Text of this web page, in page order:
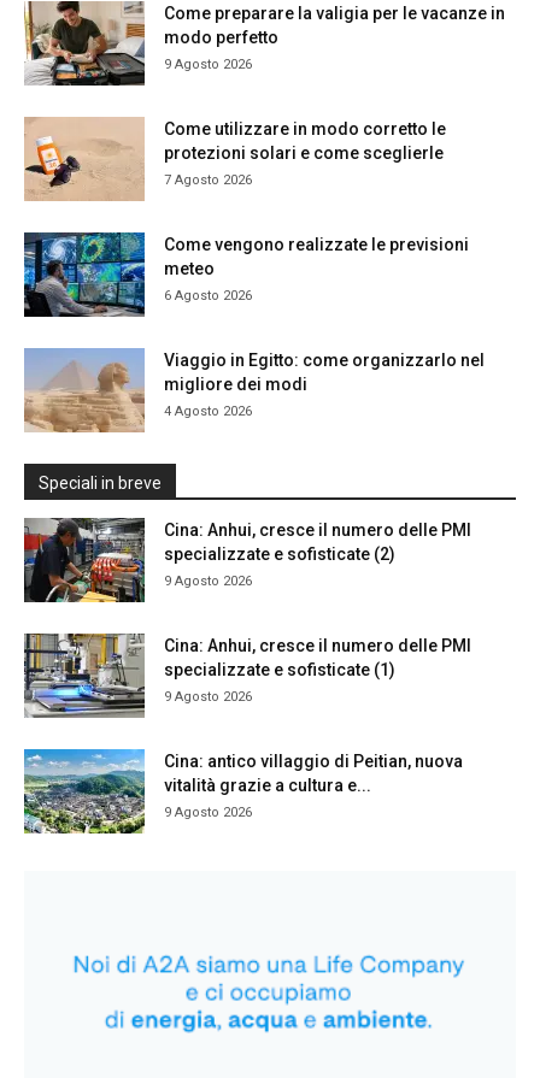
Come preparare la valigia per le vacanze in
modo perfetto
9 Agosto 2026
Come utilizzare in modo corretto le
protezioni solari e come sceglierle
7 Agosto 2026
Come vengono realizzate le previsioni
meteo
6 Agosto 2026
Viaggio in Egitto: come organizzarlo nel
migliore dei modi
4 Agosto 2026
Speciali in breve
Cina: Anhui, cresce il numero delle PMI
specializzate e sofisticate (2)
9 Agosto 2026
Cina: Anhui, cresce il numero delle PMI
specializzate e sofisticate (1)
9 Agosto 2026
Cina: antico villaggio di Peitian, nuova
vitalità grazie a cultura e...
9 Agosto 2026